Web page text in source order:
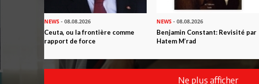
NEWS - 08.08.2026
Ceuta, ou la frontière comme
rapport de force
NEWS - 08.08.2026
Benjamin Constant: Revisité par
Hatem M’rad
Ne plus afficher